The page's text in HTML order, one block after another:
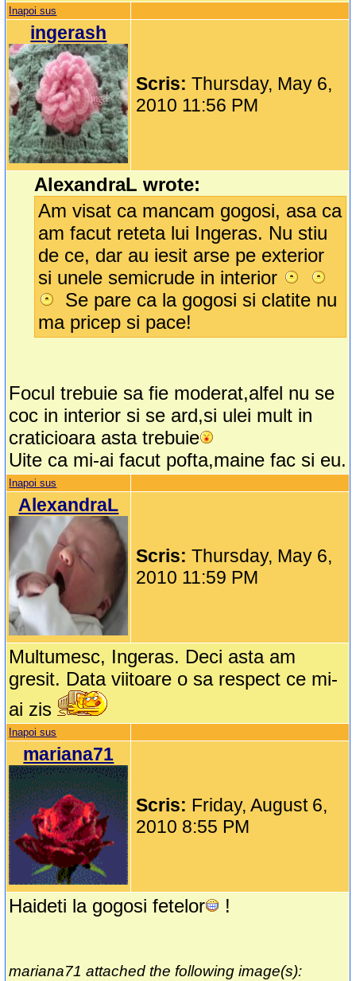
Inapoi sus
ingerash
Scris:Thursday, May 6,
2010 11:56 PM
AlexandraL wrote:
Am visat ca mancam gogosi, asa ca
am facut reteta lui Ingeras. Nu stiu
de ce, dar au iesit arse pe exterior
si unele semicrude in interior
Se pare ca la gogosi si clatite nu
ma pricep si pace!
Focul trebuie sa fie moderat,alfel nu se
coc in interior si se ard,si ulei mult in
craticioara asta trebuie
Uite ca mi-ai facut pofta,maine fac si eu.
Inapoi sus
AlexandraL
Scris:Thursday, May 6,
2010 11:59 PM
Multumesc, Ingeras. Deci asta am
gresit. Data viitoare o sa respect ce mi-
ai zis
Inapoi sus
mariana71
Scris: Friday, August 6,
2010 8:55 PM
Haideti la gogosi fetelor !
mariana71 attached the following image(s):